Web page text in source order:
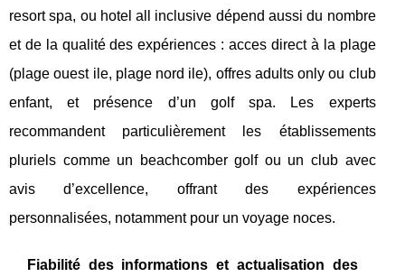
resort spa, ou hotel all inclusive dépend aussi du nombre
et de la qualité des expériences : acces direct à la plage
(plage ouest ile, plage nord ile), offres adults only ou club
enfant, et présence d’un golf spa. Les experts
recommandent particulièrement les établissements
pluriels comme un beachcomber golf ou un club avec
avis d’excellence, offrant des expériences
personnalisées, notamment pour un voyage noces.
Fiabilité des informations et actualisation des